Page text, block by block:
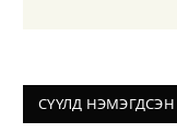
СҮҮЛД НЭМЭГДСЭН